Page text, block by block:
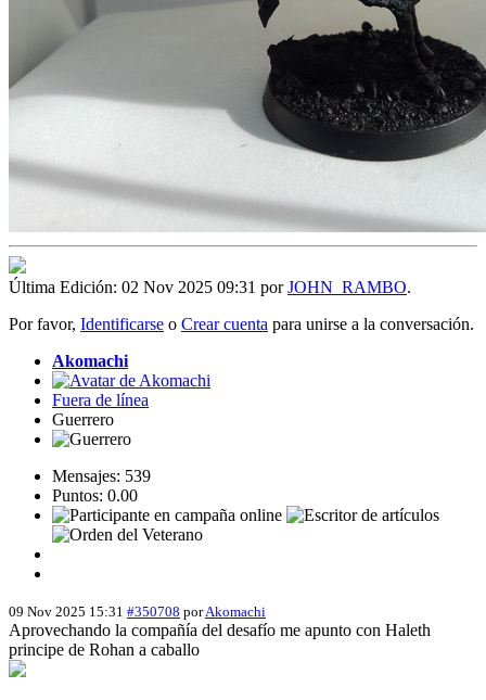
Última Edición: 02 Nov 2025 09:31 porJOHN_RAMBO.
Por favor, Identificarse o Crear cuenta para unirse a la conversación.
Akomachi
Fuera de línea
Guerrero
Mensajes: 539
Puntos: 0.00
09 Nov 2025 15:31 #350708 porAkomachi
Aprovechando la compañía del desafío me apunto con Haleth
principe de Rohan a caballo